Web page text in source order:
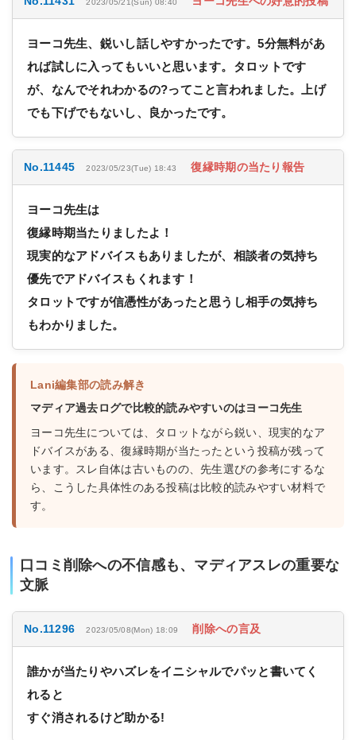
2023/05/21(Sun) 08:40
ヨーコ先生、鋭いし話しやすかったです。5分無料があ
れば試しに入ってもいいと思います。タロットです
が、なんでそれわかるの?ってこと言われました。上げ
でも下げでもないし、良かったです。
No.11445 2023/05/23(Tue) 18:43 復縁時期の当たり報告
ヨーコ先生は
復縁時期当たりましたよ！
現実的なアドバイスもありましたが、相談者の気持ち
優先でアドバイスもくれます！
タロットですが信憑性があったと思うし相手の気持ち
もわかりました。
Lani編集部の読み解き
マディア過去ログで比較的読みやすいのはヨーコ先生
ヨーコ先生については、タロットながら鋭い、現実的なア
ドバイスがある、復縁時期が当たったという投稿が残って
います。スレ自体は古いものの、先生選びの参考にするな
ら、こうした具体性のある投稿は比較的読みやすい材料で
す。
口コミ削除への不信感も、マディアスレの重要な
文脈
No.11296 2023/05/08(Mon) 18:09 削除への言及
誰かが当たりやハズレをイニシャルでパッと書いてく
れると
すぐ消されるけど助かる!